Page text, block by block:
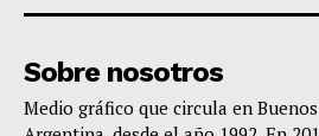
Sobre nosotros
Medio gráfico que circula en